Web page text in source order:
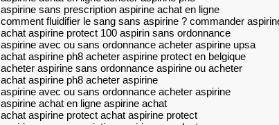
aspirine sans prescription aspirine achat en ligne
comment fluidifier le sang sans aspirine ? commander
achat aspirine protect 100 aspirin sans ordonnance
aspirine avec ou sans ordonnance acheter aspirine upsa
achat aspirine ph8 acheter aspirine protect en belgique
acheter aspirine sans ordonnance aspirine ou acheter
achat aspirine ph8 acheter aspirine
aspirine avec ou sans ordonnance acheter aspirine
aspirine achat en ligne aspirine achat
achat aspirine protect achat aspirine protect